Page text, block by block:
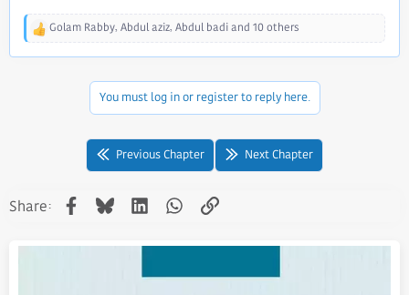
R
Golam Rabby, Abdul aziz, Abdul badiand 10 others
You must log in or register to reply here.
Previous Chapter Next Chapter
Share: Facebook
BlueskyLinkedInWhatsApp
Link